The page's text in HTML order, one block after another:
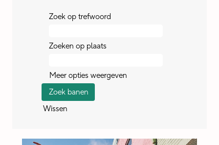
Zoek op trefwoord
Zoeken op plaats
Meer opties weergeven
Wissen